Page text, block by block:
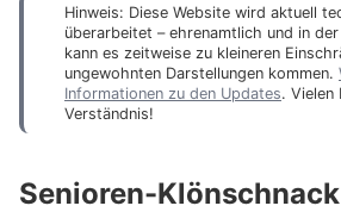
Hinweis: Diese Website wird aktuell
überarbeitet – ehrenamtlich und in
kann es zeitweise zu kleineren
ungewohnten Darstellungen kommen.
Informationen zu den Updates. Vielen
Verständnis!
Senioren-Klönschnack